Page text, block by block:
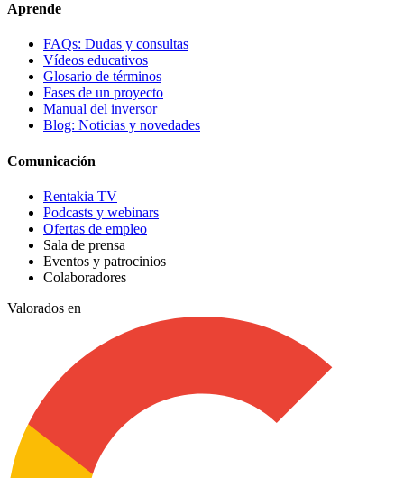
Aprende
FAQs: Dudas y consultas
Vídeos educativos
Glosario de términos
Fases de un proyecto
Manual del inversor
Blog: Noticias y novedades
Comunicación
Rentakia TV
Podcasts y webinars
Ofertas de empleo
Sala de prensa
Eventos y patrocinios
Colaboradores
Valorados en